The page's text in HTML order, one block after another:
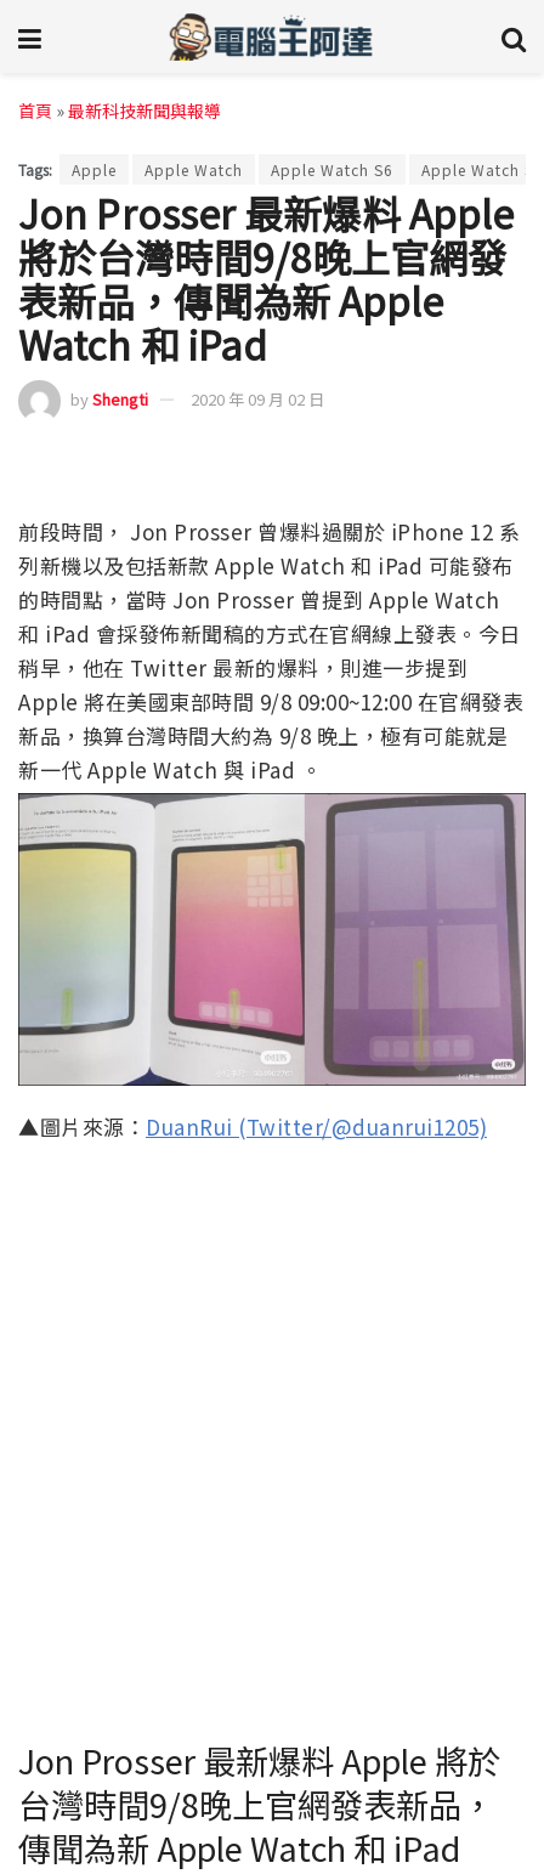
首頁 »最新科技新聞與報導
Tags: Apple Apple Watch Apple Watch S6 Apple Watch
Jon Prosser 最新爆料 Apple
將於台灣時間9/8晚上官網發
表新品，傳聞為新 Apple
Watch 和 iPad
byShengti 2020 年 09 月 02 日
前段時間， Jon Prosser 曾爆料過關於 iPhone 12 系
列新機以及包括新款 Apple Watch 和 iPad 可能發布
的時間點，當時 Jon Prosser 曾提到 Apple Watch
和 iPad 會採發佈新聞稿的方式在官網線上發表。今日
稍早，他在 Twitter 最新的爆料，則進一步提到
Apple 將在美國東部時間 9/8 09:00~12:00 在官網發表
新品，換算台灣時間大約為 9/8 晚上，極有可能就是
新一代 Apple Watch 與 iPad 。
▲圖片來源： DuanRui (Twitter/@duanrui1205)
Jon Prosser 最新爆料 Apple 將於
台灣時間9/8晚上官網發表新品，
傳聞為新 Apple Watch 和 iPad